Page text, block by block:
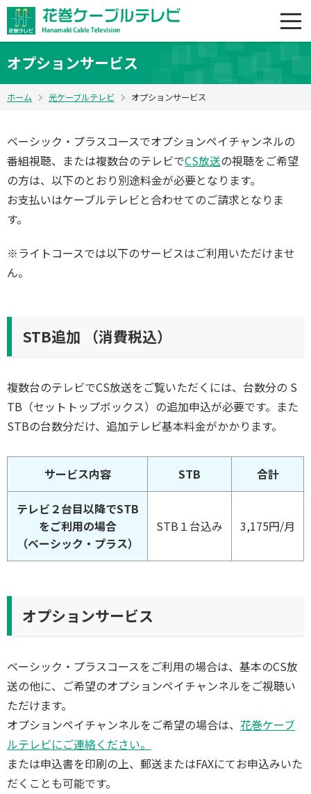
オプションサービス
ホーム 光ケーブルテレビ オプションサービス
ベーシック・プラスコースでオプションペイチャンネルの
番組視聴、または複数台のテレビでCS放送の視聴をご希望
の方は、以下のとおり別途料金が必要となります。
お支払いはケーブルテレビと合わせてのご請求となりま
す。
※ライトコースでは以下のサービスはご利用いただけませ
ん。
STB追加 （消費税込）
複数台のテレビでCS放送をご覧いただくには、台数分の S
TB（セットトップボックス）の追加申込が必要です。また
STBの台数分だけ、追加テレビ基本料金がかかります。
サービス内容 STB 合計
テレビ２台目以降でSTB
をご利用の場合
（ベーシック・プラス）
STB１台込み 3,175円/月
オプションサービス
ベーシック・プラスコースをご利用の場合は、基本のCS放
送の他に、ご希望のオプションペイチャンネルをご視聴い
ただけます。
オプションペイチャンネルをご希望の場合は、 花巻ケーブ
ルテレビにご連絡ください。
または申込書を印刷の上、郵送またはFAXにてお申込みいた
だくことも可能です。